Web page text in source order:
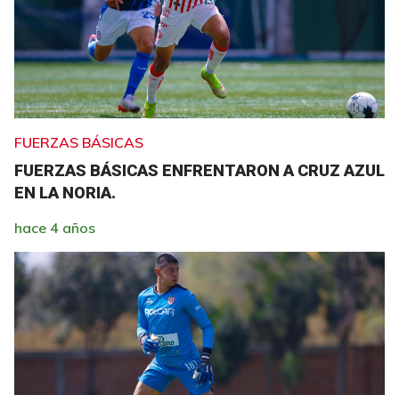
FUERZAS BÁSICAS
FUERZAS BÁSICAS ENFRENTARON A CRUZ AZUL
EN LA NORIA.
hace 4 años